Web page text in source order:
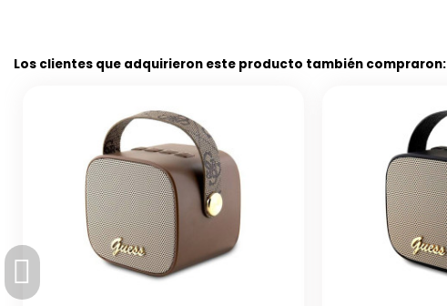
Los clientes que adquirieron este producto también compraron: